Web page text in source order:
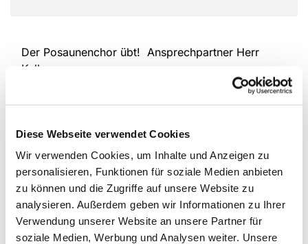
Diese Webseite verwendet Cookies
Wir verwenden Cookies, um Inhalte und Anzeigen zu
personalisieren, Funktionen für soziale Medien anbieten
zu können und die Zugriffe auf unsere Website zu
analysieren. Außerdem geben wir Informationen zu Ihrer
Verwendung unserer Website an unsere Partner für
soziale Medien, Werbung und Analysen weiter. Unsere
Der Posaunenchor übt! Ansprechpartner Herr
Kullmern